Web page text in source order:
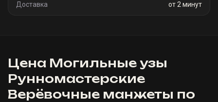
Доставка от 2 минут
Цена Могильные узы
Рунномастерские
Верёвочные манжеты по